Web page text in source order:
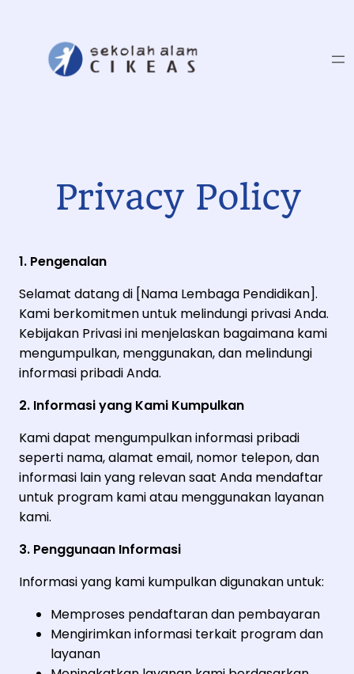
Privacy Policy
1. Pengenalan
Selamat datang di [Nama Lembaga Pendidikan].
Kami berkomitmen untuk melindungi privasi Anda.
Kebijakan Privasi ini menjelaskan bagaimana kami
mengumpulkan, menggunakan, dan melindungi
informasi pribadi Anda.
2. Informasi yang Kami Kumpulkan
Kami dapat mengumpulkan informasi pribadi
seperti nama, alamat email, nomor telepon, dan
informasi lain yang relevan saat Anda mendaftar
untuk program kami atau menggunakan layanan
kami.
3. Penggunaan Informasi
Informasi yang kami kumpulkan digunakan untuk:
Memproses pendaftaran dan pembayaran
Mengirimkan informasi terkait program dan
layanan